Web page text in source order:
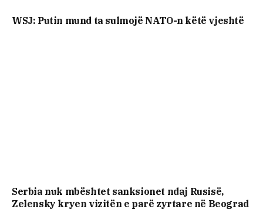
WSJ: Putin mund ta sulmojë NATO-n këtë vjeshtë
Serbia nuk mbështet sanksionet ndaj Rusisë,
Zelensky kryen vizitën e parë zyrtare në Beograd